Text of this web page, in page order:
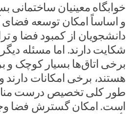
خوابگاه معینیان ساختمانی
و اساساً امکان توسعه فضای
دانشجویان از کمبود فضا و
شکایت دارند. اما مسئله
برخی اتاق‌ها بسیار کوچک و
هستند، برخی امکانات دارند
طور کلی تخصیص درست
است. امکان گسترش فضا